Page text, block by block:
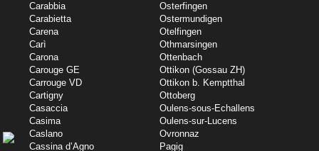
Carabbia
Carabietta
Carena
Carì
Carona
Carouge GE
Carrouge VD
Cartigny
Casaccia
Casima
Caslano
Cassina d’Agno
Osterfingen
Ostermundigen
Otelfingen
Othmarsingen
Ottenbach
Ottikon (Gossau ZH)
Ottikon b. Kemptthal
Ottoberg
Oulens-sous-Echallens
Oulens-sur-Lucens
Ovronnaz
Pagig